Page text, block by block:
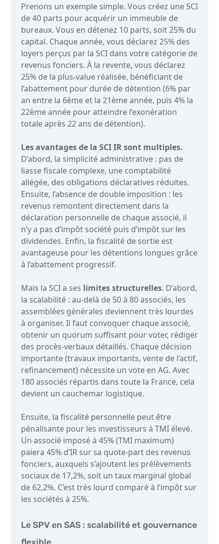
Prenons un exemple simple. Vous créez une SCI
de 40 parts pour acquérir un immeuble de
bureaux. Vous en détenez 10 parts, soit 25% du
capital. Chaque année, vous déclarez 25% des
loyers perçus par la SCI dans votre catégorie de
revenus fonciers. À la revente, vous déclarez
25% de la plus-value réalisée, bénéficiant de
l’abattement pour durée de détention (6% par
an entre la 6ème et la 21ème année, puis 4% la
22ème année pour atteindre l’exonération
totale après 22 ans de détention).
Les avantages de la SCI IR sont multiples.
D’abord, la simplicité administrative : pas de
liasse fiscale complexe, une comptabilité
allégée, des obligations déclaratives réduites.
Ensuite, l’absence de double imposition : les
revenus remontent directement dans la
déclaration personnelle de chaque associé, il
n’y a pas d’impôt société puis d’impôt sur les
dividendes. Enfin, la fiscalité de sortie est
avantageuse pour les détentions longues grâce
à l’abattement progressif.
Mais la SCI a ses limites structurelles. D’abord,
la scalabilité : au-delà de 50 à 80 associés, les
assemblées générales deviennent très lourdes
à organiser. Il faut convoquer chaque associé,
obtenir un quorum suffisant pour voter, rédiger
des procès-verbaux détaillés. Chaque décision
importante (travaux importants, vente de l’actif,
refinancement) nécessite un vote en AG. Avec
180 associés répartis dans toute la France, cela
devient un cauchemar logistique.
Ensuite, la fiscalité personnelle peut être
pénalisante pour les investisseurs à TMI élevé.
Un associé imposé à 45% (TMI maximum)
paiera 45% d’IR sur sa quote-part des revenus
fonciers, auxquels s’ajoutent les prélèvements
sociaux de 17,2%, soit un taux marginal global
de 62,2%. C’est très lourd comparé à l’impôt sur
les sociétés à 25%.
Le SPV en SAS : scalabilité et gouvernance
flexible